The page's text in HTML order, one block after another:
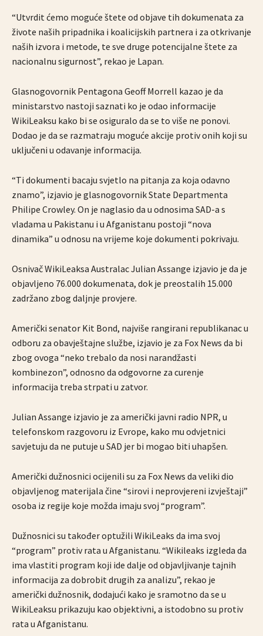
“Utvrdit ćemo moguće štete od objave tih dokumenata za
živote naših pripadnika i koalicijskih partnera i za otkrivanje
naših izvora i metode, te sve druge potencijalne štete za
nacionalnu sigurnost”, rekao je Lapan.
Glasnogovornik Pentagona Geoff Morrell kazao je da
ministarstvo nastoji saznati ko je odao informacije
WikiLeaksu kako bi se osiguralo da se to više ne ponovi.
Dodao je da se razmatraju moguće akcije protiv onih koji su
uključeni u odavanje informacija.
“Ti dokumenti bacaju svjetlo na pitanja za koja odavno
znamo”, izjavio je glasnogovornik State Departmenta
Philipe Crowley. On je naglasio da u odnosima SAD-a s
vladama u Pakistanu i u Afganistanu postoji “nova
dinamika” u odnosu na vrijeme koje dokumenti pokrivaju.
Osnivač WikiLeaksa Australac Julian Assange izjavio je da je
objavljeno 76.000 dokumenata, dok je preostalih 15.000
zadržano zbog daljnje provjere.
Američki senator Kit Bond, najviše rangirani republikanac u
odboru za obavještajne službe, izjavio je za Fox News da bi
zbog ovoga “neko trebalo da nosi narandžasti
kombinezon”, odnosno da odgovorne za curenje
informacija treba strpati u zatvor.
Julian Assange izjavio je za američki javni radio NPR, u
telefonskom razgovoru iz Evrope, kako mu odvjetnici
savjetuju da ne putuje u SAD jer bi mogao biti uhapšen.
Američki dužnosnici ocijenili su za Fox News da veliki dio
objavljenog materijala čine “sirovi i neprovjereni izvještaji”
osoba iz regije koje možda imaju svoj “program”.
Dužnosnici su također optužili WikiLeaks da ima svoj
“program” protiv rata u Afganistanu. “Wikileaks izgleda da
ima vlastiti program koji ide dalje od objavljivanje tajnih
informacija za dobrobit drugih za analizu”, rekao je
američki dužnosnik, dodajući kako je sramotno da se u
WikiLeaksu prikazuju kao objektivni, a istodobno su protiv
rata u Afganistanu.